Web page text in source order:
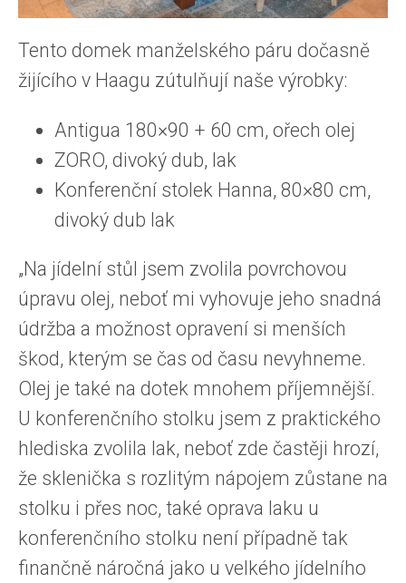
Tento domek manželského páru dočasně
žijícího v Haagu zútulňují naše výrobky:
Antigua 180×90 + 60 cm, ořech olej
ZORO, divoký dub, lak
Konferenční stolek Hanna, 80×80 cm,
divoký dub lak
„Na jídelní stůl jsem zvolila povrchovou
úpravu olej, neboť mi vyhovuje jeho snadná
údržba a možnost opravení si menších
škod, kterým se čas od času nevyhneme.
Olej je také na dotek mnohem příjemnější.
U konferenčního stolku jsem z praktického
hlediska zvolila lak, neboť zde častěji hrozí,
že sklenička s rozlitým nápojem zůstane na
stolku i přes noc, také oprava laku u
konferenčního stolku není případně tak
finančně náročná jako u velkého jídelního